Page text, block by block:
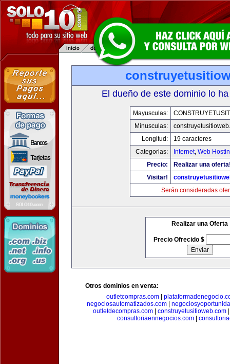
El dueño de este dominio lo
Mayusculas:
Minusculas:
Longitud:
19 caracteres
Categorias:
Internet, Web
Precio:
Realizar una
Visitar!
Serán consideradas
Realizar una Oferta
Precio Ofrecido $
Otros dominios en venta:
outletcompras.com
negociosautomatizados.com|
outletdecompras.com
construyetusitioweb.com
consultoriaennegocios.com